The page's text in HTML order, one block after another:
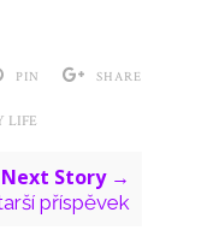
PIN SHARE
LIFE
Next Story →
příspěvek